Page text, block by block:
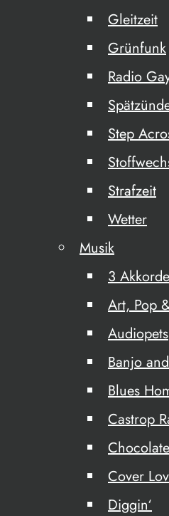
Gleitzeit
Grünfunk
Radio
Step
Strafzeit
Wetter
Musik
3
Art, Pop
Audiopets
Banjo
Blues
Castrop
Cover
Diggin‘